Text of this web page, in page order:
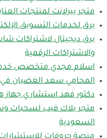
متجر بيرلانت لمنتجات
برق لخدمات التسويق
برق ديجيتال لاشتراكات
والاشتراكات الرقمية
اسلام مجدي متخصص
المحامي سعد الغضيان
دكتور فهد استشاري
متجر بلاك فيب لسحبات
السعودية